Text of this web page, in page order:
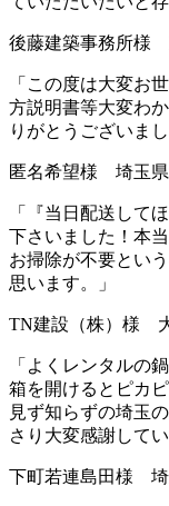
後藤建築事務所様
「この度は大変お
方説明書等大変わ
りがとうございまし
匿名希望様 埼玉
「
『当日配送して
下さいました！ 本
お掃除が不要とい
思います。」
TN建設（株）様
「 よくレンタルの
箱を開けるとピカ
見ず知らずの埼玉
さり大変感謝してい
下町若連島田様